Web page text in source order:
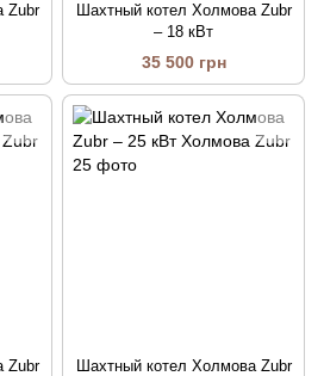
Zubr
Шахтный котел Холмова Zubr
– 18 кВт
35 500 грн
Zubr
Шахтный котел Холмова Zubr